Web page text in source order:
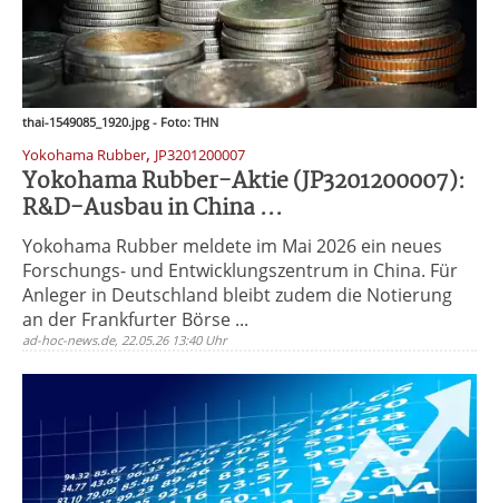
thai-1549085_1920.jpg - Foto: THN
Yokohama Rubber, JP3201200007
Yokohama Rubber-Aktie (JP3201200007):
R&D-Ausbau in China ...
Yokohama Rubber meldete im Mai 2026 ein neues
Forschungs- und Entwicklungszentrum in China. Für
Anleger in Deutschland bleibt zudem die Notierung
an der Frankfurter Börse ...
ad-hoc-news.de, 22.05.26 13:40 Uhr